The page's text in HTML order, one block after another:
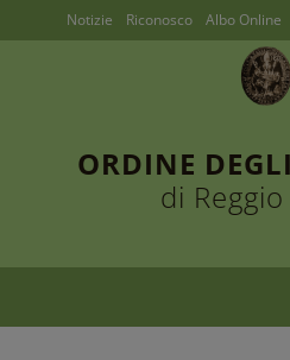
ORDINE
di
Notizie Riconosco Albo Online